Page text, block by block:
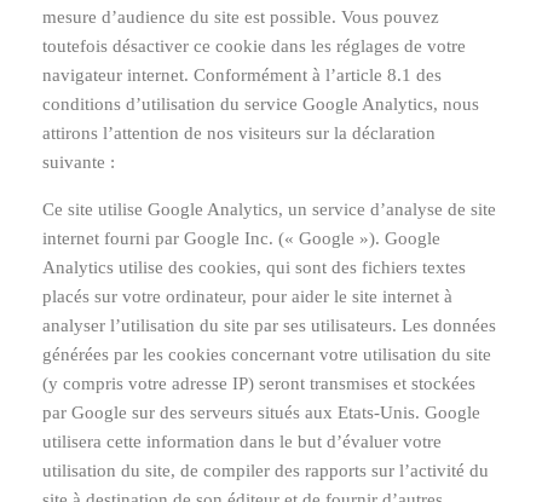
mesure d’audience du site est possible. Vous pouvez
toutefois désactiver ce cookie dans les réglages de votre
navigateur internet. Conformément à l’article 8.1 des
conditions d’utilisation du service Google Analytics, nous
attirons l’attention de nos visiteurs sur la déclaration
suivante :
Ce site utilise Google Analytics, un service d’analyse de site
internet fourni par Google Inc. (« Google »). Google
Analytics utilise des cookies, qui sont des fichiers textes
placés sur votre ordinateur, pour aider le site internet à
analyser l’utilisation du site par ses utilisateurs. Les données
générées par les cookies concernant votre utilisation du site
(y compris votre adresse IP) seront transmises et stockées
par Google sur des serveurs situés aux Etats-Unis. Google
utilisera cette information dans le but d’évaluer votre
utilisation du site, de compiler des rapports sur l’activité du